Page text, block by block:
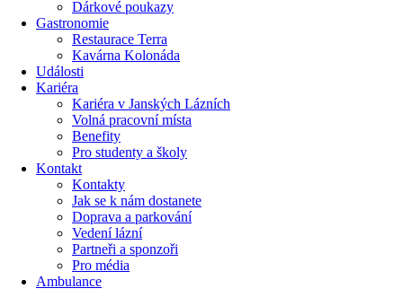
Dárkové poukazy​
Gastronomie
Restaurace Terra
Kavárna Kolonáda
Události
Kariéra
Kariéra v Janských Lázních
Volná pracovní místa
Benefity
Pro studenty a školy
Kontakt
Kontakty
Jak se k nám dostanete
Doprava a parkování
Vedení lázní
Partneři a sponzoři
Pro média
Ambulance